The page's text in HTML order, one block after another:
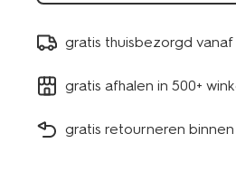
gratis thuisbezorgd vanaf
gratis afhalen in 500+
gratis retourneren